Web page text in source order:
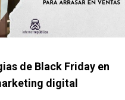
de Black Friday en
digital